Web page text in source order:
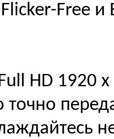
Free
HD 1920
точно